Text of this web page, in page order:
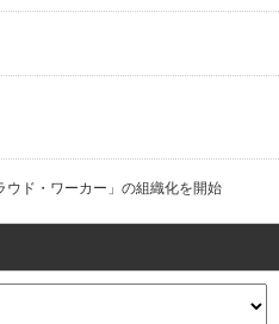
ウド・ワーカー」の組織化を開始